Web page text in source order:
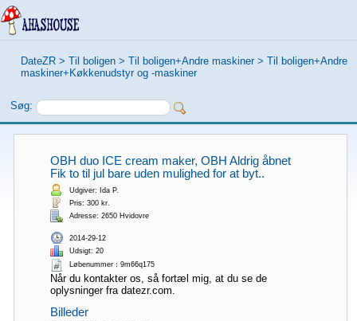
DateZR > Til boligen > Til boligen+Andre maskiner > Til boligen+Andre
maskiner+Køkkenudstyr og -maskiner
Søg:
OBH duo ICE cream maker, OBH Aldrig åbnet
Fik to til jul bare uden mulighed for at byt..
Udgiver: Ida P.
Pris: 300 kr.
Adresse: 2650 Hvidovre
2014-29-12
Udsigt: 20
Løbenummer：9m66q175
Når du kontakter os, så fortæl mig, at du se de
oplysninger fra datezr.com.
Billeder